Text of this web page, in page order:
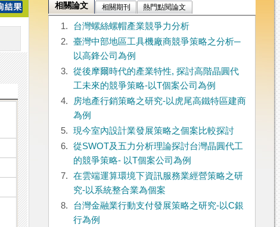
相關論文 相關期刊 熱門點閱論文
1.
台灣螺絲螺帽產業競爭力分析
2.
臺灣中部地區工具機廠商競爭策略之分析─
以高鋒公司為例
3.
從後摩爾時代的產業特性, 探討高階晶圓代
工未來的競爭策略-以T個案公司為例
4.
房地產行銷策略之研究-以虎尾高鐵特區建商
為例
5.
現今室內設計業發展策略之個案比較探討
6.
從SWOT及五力分析理論探討台灣晶圓代工
的競爭策略- 以T個案公司為例
7.
在雲端運算環境下資訊服務業經營策略之研
究-以系統整合業為個案
8.
台灣金融業行動支付發展策略之研究-以C銀
行為例